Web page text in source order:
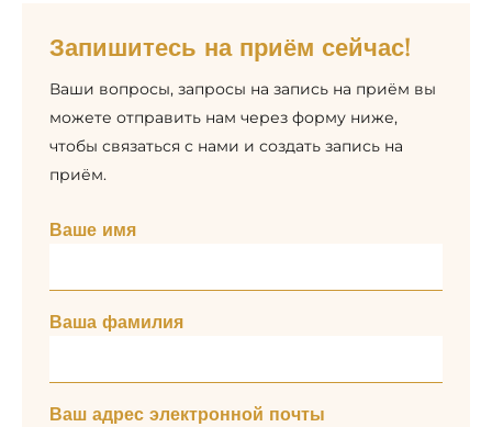
Запишитесь на приём сейчас!
Ваши вопросы, запросы на запись на приём вы
можете отправить нам через форму ниже,
чтобы связаться с нами и создать запись на
приём.
Ваше имя
Ваша фамилия
Ваш адрес электронной почты